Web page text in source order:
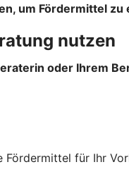
um Fördermittel zu
nutzen
oder Ihrem
Fördermittel für Ihr